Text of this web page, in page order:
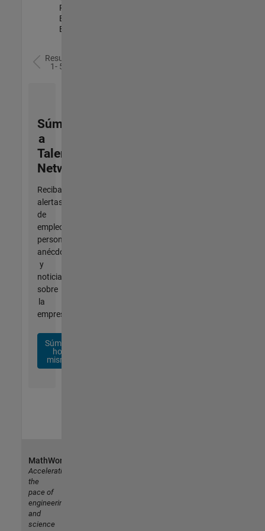
Process
Engineering |
Experimentado
Resultados
1- 5 de
Súmese
a
Talent
Network
Reciba
alertas
de
empleo
personalizadas,
anécdotas
y
noticias
sobre
la
empresa.
Súmese
hoy
mismo
MathWorks
Accelerating
the
pace of
engineering
and
science